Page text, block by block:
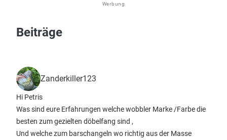
Werbung
Beiträge
Zanderkiller123
Hi Petris
Was sind eure Erfahrungen welche wobbler Marke /Farbe die
besten zum gezielten döbelfang sind ,
Und welche zum barschangeln wo richtig aus der Masse